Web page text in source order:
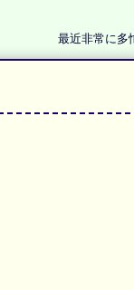
最近非常に多忙なた